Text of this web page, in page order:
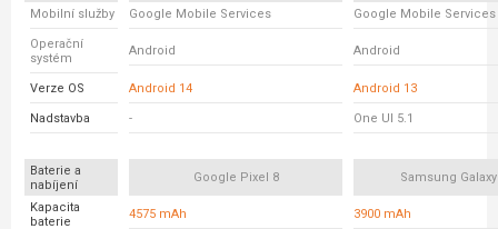
Mobilní služby Google Mobile Services Google Mobile Services
Operační
systém
Android Android
Verze OS Android 14 Android 13
Nadstavba - One UI 5.1
Baterie a
nabíjení
Google Pixel 8 Samsung Galaxy
Kapacita
baterie
4575 mAh 3900 mAh